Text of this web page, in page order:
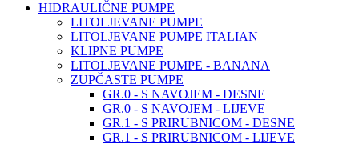
HIDRAULIČNE PUMPE
LITOLJEVANE PUMPE
LITOLJEVANE PUMPE ITALIAN
KLIPNE PUMPE
LITOLJEVANE PUMPE - BANANA
ZUPČASTE PUMPE
GR.0 - S NAVOJEM - DESNE
GR.0 - S NAVOJEM - LIJEVE
GR.1 - S PRIRUBNICOM - DESNE
GR.1 - S PRIRUBNICOM - LIJEVE